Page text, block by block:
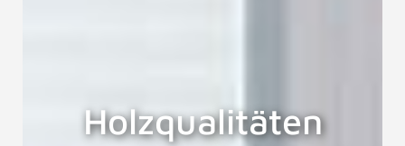
Holzqualitäten